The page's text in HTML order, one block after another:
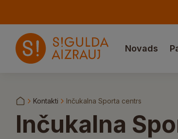
Novads
Kontakti Inčukalna Sporta centrs
Inčukalna